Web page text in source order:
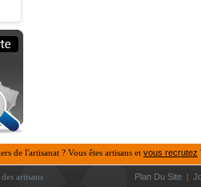
de l'artisanat ? Vous êtes artisans et vous recrutez
artisans Plan Du Site |